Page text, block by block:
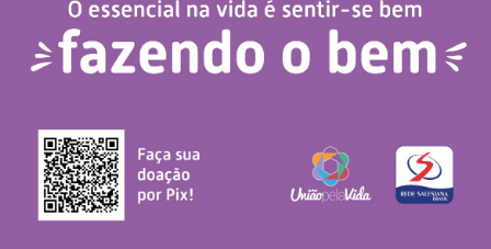
Button Text